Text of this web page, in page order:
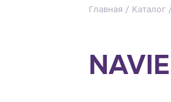
Главная Каталог